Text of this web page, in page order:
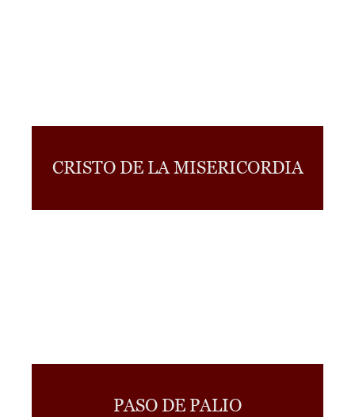
CRISTO DE LA MISERICORDIA
PASO DE PALIO